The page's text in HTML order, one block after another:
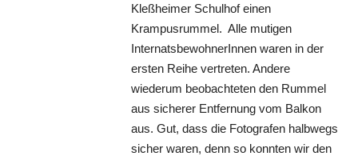
Kleßheimer Schulhof einen
Krampusrummel. Alle mutigen
InternatsbewohnerInnen waren in der
ersten Reihe vertreten. Andere
wiederum beobachteten den Rummel
aus sicherer Entfernung vom Balkon
aus. Gut, dass die Fotografen halbwegs
sicher waren, denn so konnten wir den